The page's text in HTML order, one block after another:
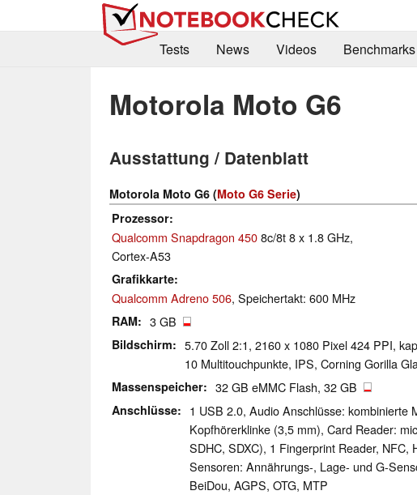
Tests
News Videos
Motorola Moto G6
Ausstattung / Datenblatt
Motorola Moto G6 (Moto G6 Serie)
Prozessor
Qualcomm Snapdragon 4508c/8t 8 x 1.8 GHz,
Cortex-A53
Grafikkarte
Qualcomm Adreno 506, Speichertakt: 600 MHz
RAM 3 GB
Bildschirm
5.70 Zoll 2:1, 2160 x 1080 Pixel 424 PPI,
10 Multitouchpunkte, IPS, Corning Gorilla
Massenspeicher 32 GB eMMC Flash, 32 GB
Anschlüsse
1 USB 2.0, Audio Anschlüsse: kombinierte
Kopfhörerklinke (3,5 mm), Card Reader:
SDHC, SDXC), 1 Fingerprint Reader, NFC,
Sensoren: Annährungs-, Lage- und G-
BeiDou, AGPS, OTG, MTP